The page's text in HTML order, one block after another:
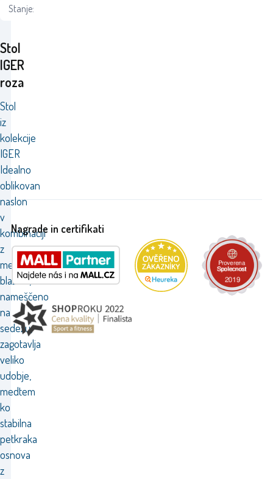
Stol
IGER
roza
Stol
iz
kolekcije
IGER
Idealno
oblikovan
naslon
v
kombinaciji
z
mehko
blazino,
nameščeno
na
sedežu,
zagotavlja
veliko
udobje,
medtem
ko
stabilna
petkraka
osnova
z
Stanje:
Nagrade in certifikati